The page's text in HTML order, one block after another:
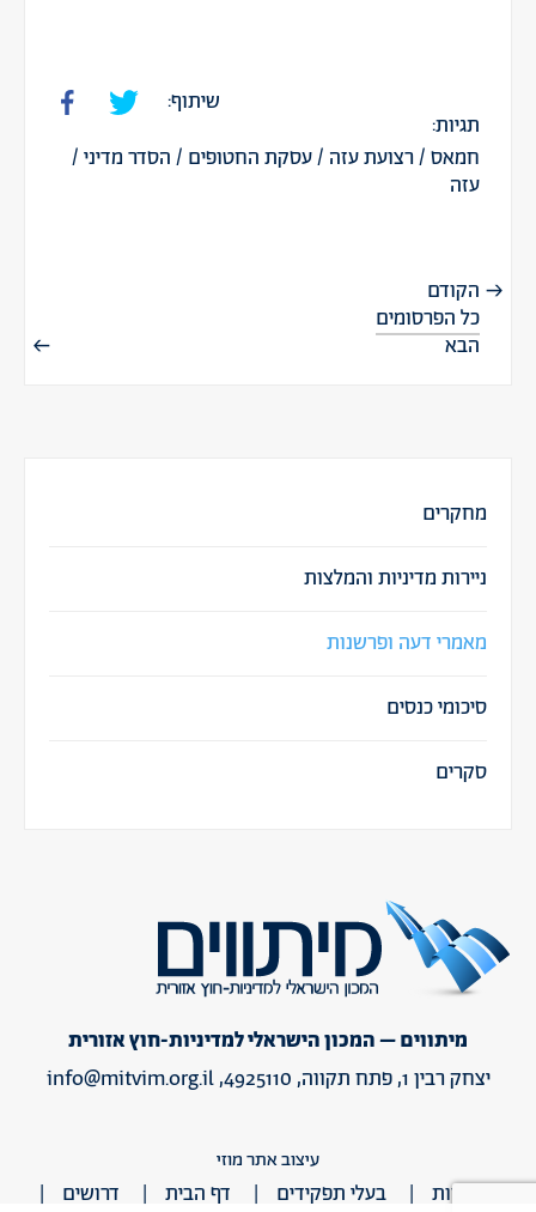
שיתוף:
תגיות:
חמאס/רצועת עזה/עסקת החטופים / הסדר מדיני/
עזה
הקודם
כל הפרסומים
הבא
מחקרים
ניירות מדיניות והמלצות
מאמרי דעה ופרשנות
סיכומי כנסים
סקרים
מיתווים – המכון הישראלי למדיניות-חוץ אזורית
יצחק רבין 1, פתח תקווה, 4925110,
info@mitvim.org.il
עיצוב אתר מוזי
אודות בעלי תפקידים דף הבית
דרושים